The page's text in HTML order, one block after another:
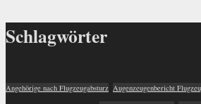
Schlagwörter
Angehörige nach Flugzeugabsturz Augenzeugenbericht